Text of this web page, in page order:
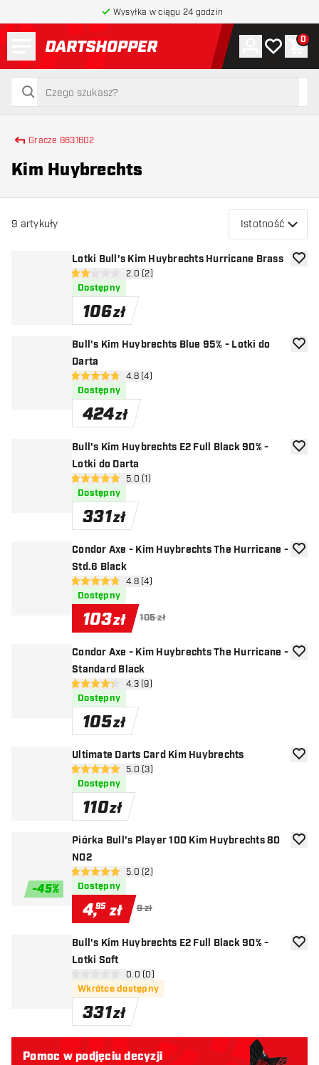
Wysyłka w ciągu 24 godzin
powrót do strony głównej
szukaj
szukaj
Konto
Moja lista
0
Gracze 8631602
Kim Huybrechts
9 artykuły Istotność
Lotki Bull's Kim Huybrechts Hurricane Brass
otwórz panel recenzji
2 gwiazdki oceny2.0 (2)
Dostępny
106zł
Bull's Kim Huybrechts Blue 95% - Lotki do
Darta
otwórz panel recenzji
4.8 gwiazdki oceny
4.8 (4)
Dostępny
424zł
Bull's Kim Huybrechts E2 Full Black 90% -
Lotki do Darta
otwórz panel recenzji
5 gwiazdki oceny
5.0 (1)
Dostępny
331zł
Condor Axe - Kim Huybrechts The Hurricane -
Std.6 Black
otwórz panel recenzji
4.8 gwiazdki oceny
4.8 (4)
Dostępny
103zł 105 zł
Condor Axe - Kim Huybrechts The Hurricane -
Standard Black
otwórz panel recenzji
4.3 gwiazdki oceny
4.3 (9)
Dostępny
105zł
Ultimate Darts Card Kim Huybrechts
otwórz panel recenzji
5 gwiazdki oceny5.0 (3)
Dostępny
110zł
-45%
Piórka Bull's Player 100 Kim Huybrechts 80
NO2
otwórz panel recenzji
5 gwiazdki oceny5.0 (2)
Dostępny
4,95 zł 9 zł
Bull's Kim Huybrechts E2 Full Black 90% -
Lotki Soft
otwórz panel recenzji
0 gwiazdki oceny0.0 (0)
Wkrótce dostępny
331zł
Pomoc w podjęciu decyzji